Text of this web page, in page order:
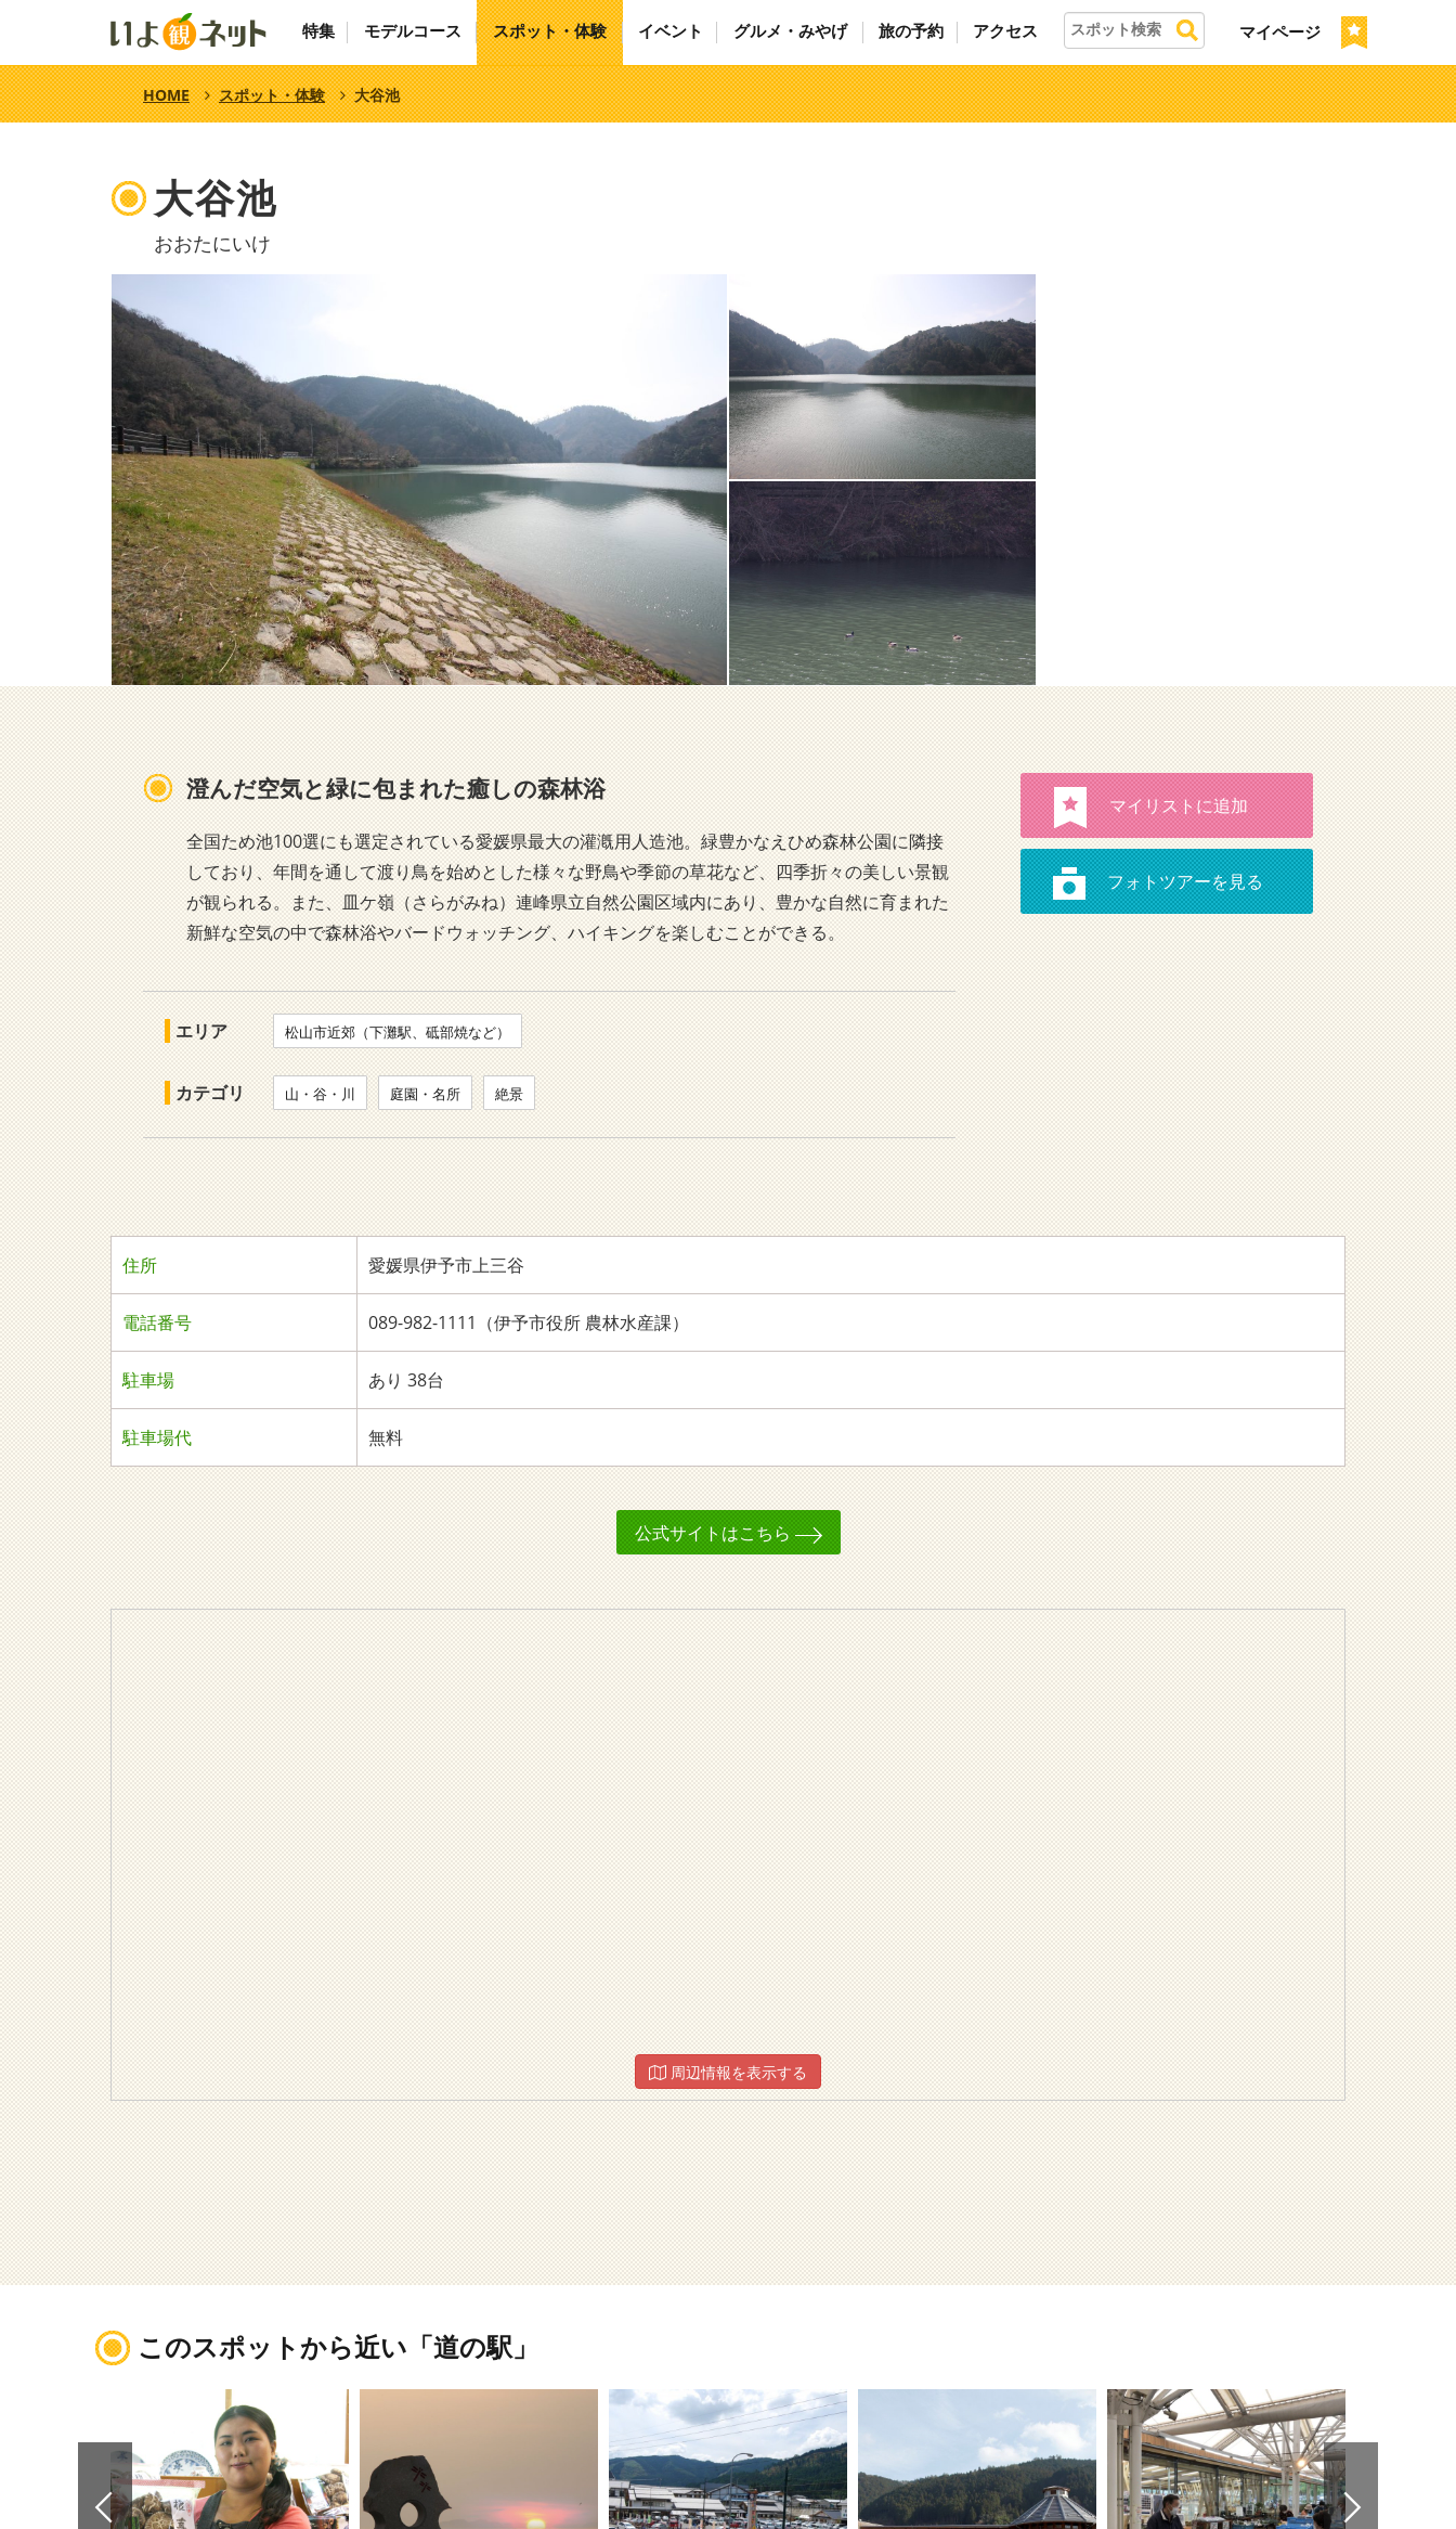
マイページ
特集 モデルコース スポット・体験 イベント グルメ・みやげ 旅の予約 アクセス
HOME スポット・体験 大谷池
大谷池
おおたにいけ
澄んだ空気と緑に包まれた癒しの森林浴
全国ため池100選にも選定されている愛媛県最大の灌漑用人造池。緑豊かなえひめ森林公園に隣接
しており、年間を通して渡り鳥を始めとした様々な野鳥や季節の草花など、四季折々の美しい景観
が観られる。また、皿ケ嶺（さらがみね）連峰県立自然公園区域内にあり、豊かな自然に育まれた
新鮮な空気の中で森林浴やバードウォッチング、ハイキングを楽しむことができる。
エリア 松山市近郊（下灘駅、砥部焼など）
カテゴリ 山・谷・川 庭園・名所 絶景
住所 愛媛県伊予市上三谷
電話番号 089-982-1111（伊予市役所 農林水産課）
駐車場 あり 38台
駐車場代 無料
公式サイトはこちら
周辺情報を表示する
このスポットから近い「道の駅」